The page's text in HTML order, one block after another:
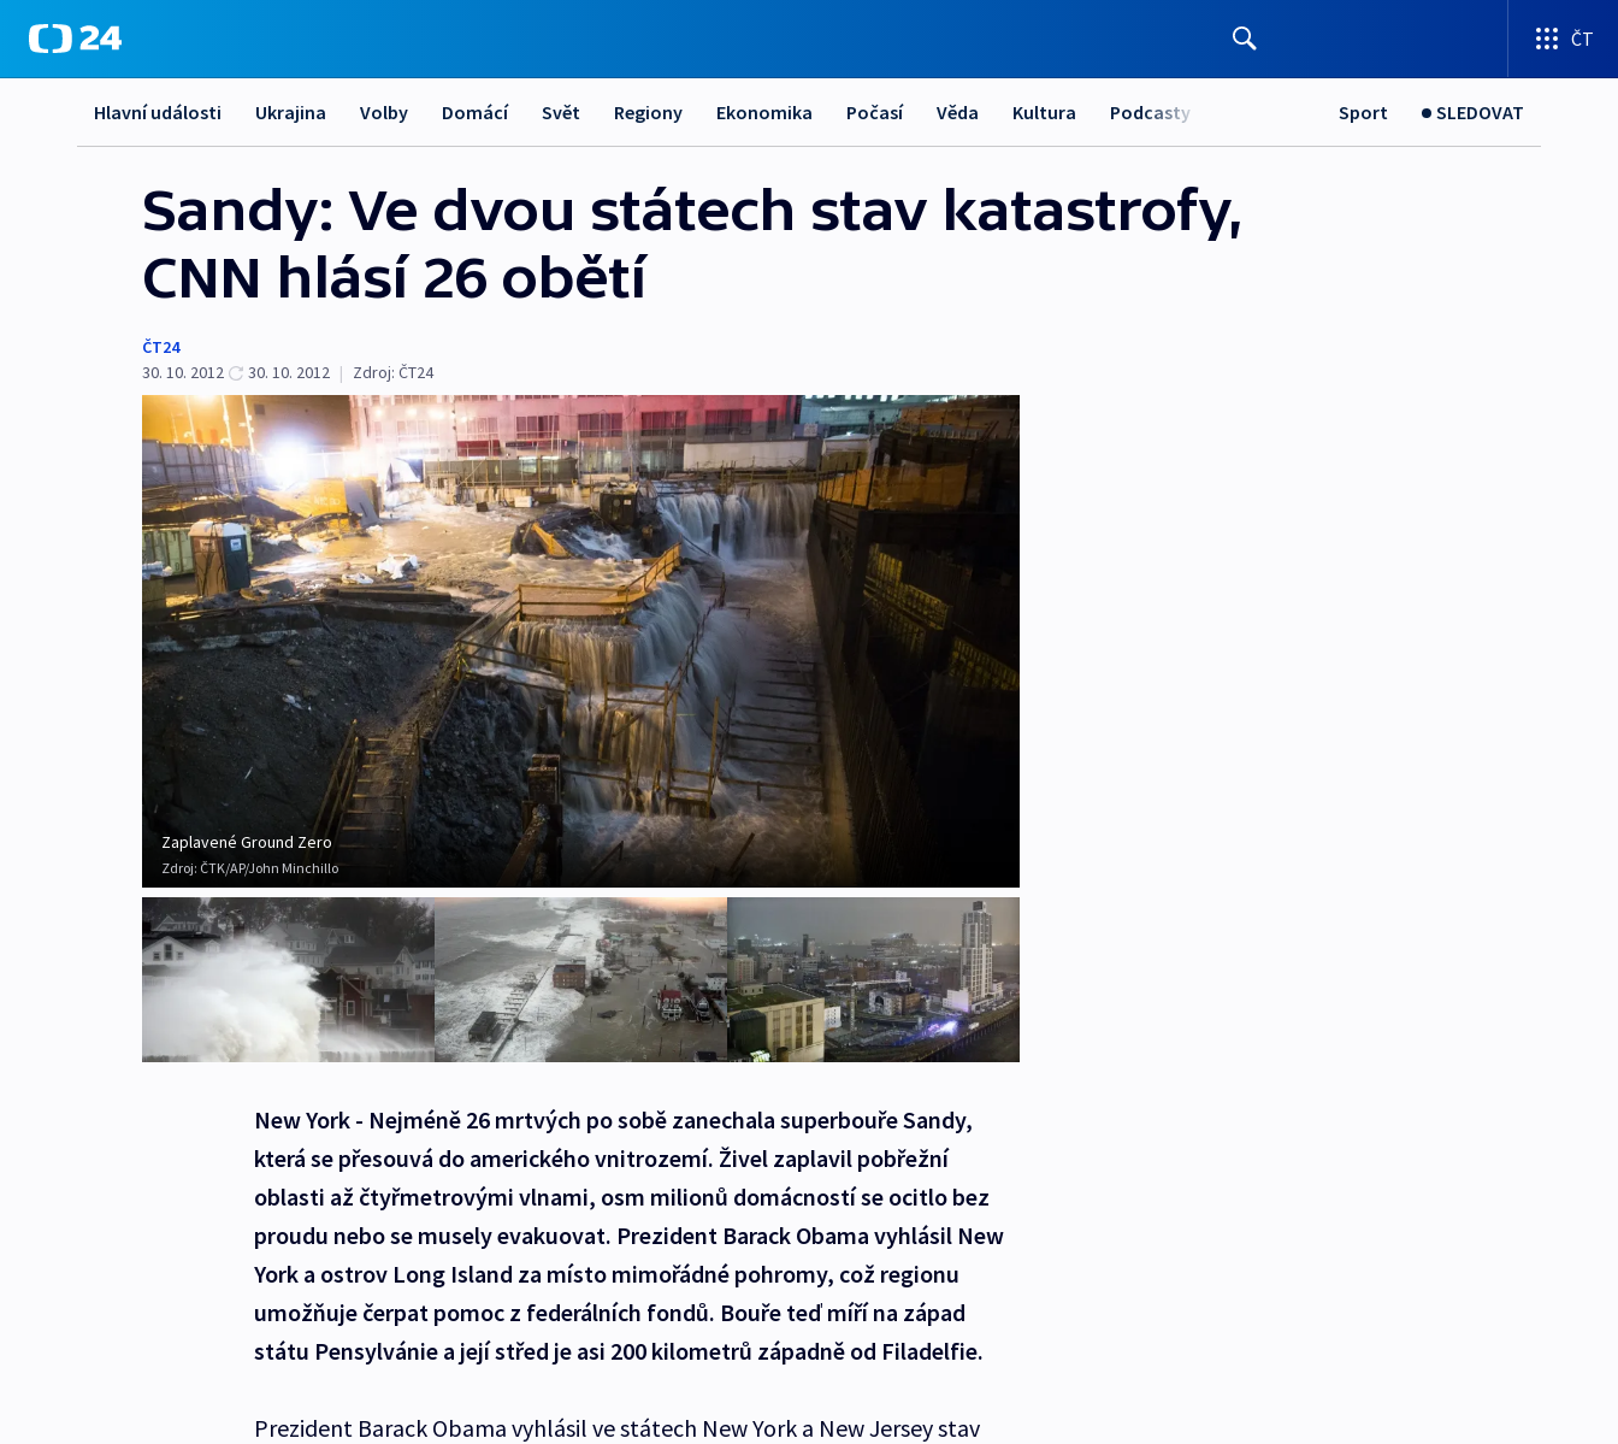
ČT
Hlavní události Ukrajina Volby Domácí Svět Regiony Ekonomika Počasí Věda Kultura Podcasty Sport SLEDOVAT
Sandy: Ve dvou státech stav katastrofy,
CNN hlásí 26 obětí
ČT24
30. 10. 2012
30. 10. 2012 | Zdroj: ČT24
Zaplavené Ground Zero
Zdroj: ČTK/AP/John Minchillo
New York - Nejméně 26 mrtvých po sobě zanechala superbouře Sandy,
která se přesouvá do amerického vnitrozemí. Živel zaplavil pobřežní
oblasti až čtyřmetrovými vlnami, osm milionů domácností se ocitlo bez
proudu nebo se musely evakuovat. Prezident Barack Obama vyhlásil New
York a ostrov Long Island za místo mimořádné pohromy, což regionu
umožňuje čerpat pomoc z federálních fondů. Bouře teď míří na západ
státu Pensylvánie a její střed je asi 200 kilometrů západně od Filadelfie.
Prezident Barack Obama vyhlásil ve státech New York a New Jersey stav